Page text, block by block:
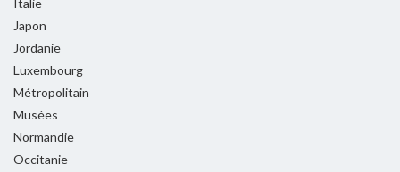
Japon
Jordanie
Luxembourg
Métropolitain
Musées
Normandie
Occitanie